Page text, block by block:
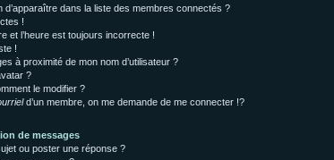
d’apparaître dans la liste des membres connectés ?
!
et l’heure est toujours incorrecte !
!
à proximité de mon nom d’utilisateur ?
?
le modifier ?
d’un membre, on me demande de me connecter !?
de messages
ou poster une réponse ?